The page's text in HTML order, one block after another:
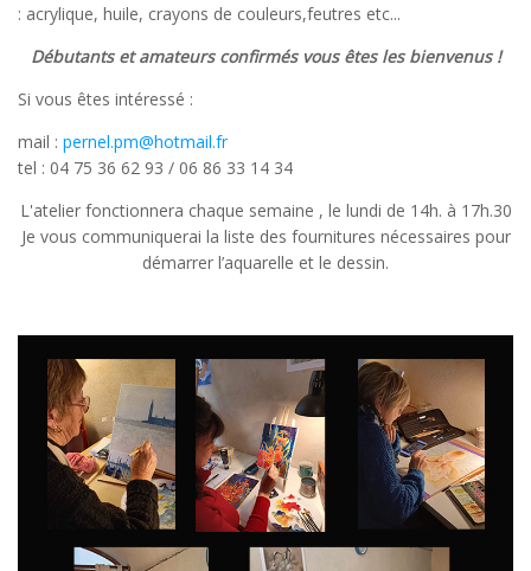
: acrylique, huile, crayons de couleurs,feutres etc...
Débutants et amateurs confirmés vous êtes les bienvenus !
Si vous êtes intéressé :
mail : pernel.pm@hotmail.fr
tel : 04 75 36 62 93 / 06 86 33 14 34
L'atelier fonctionnera chaque semaine , le lundi de 14h. à 17h.30
Je vous communiquerai la liste des fournitures nécessaires pour
démarrer l’aquarelle et le dessin.